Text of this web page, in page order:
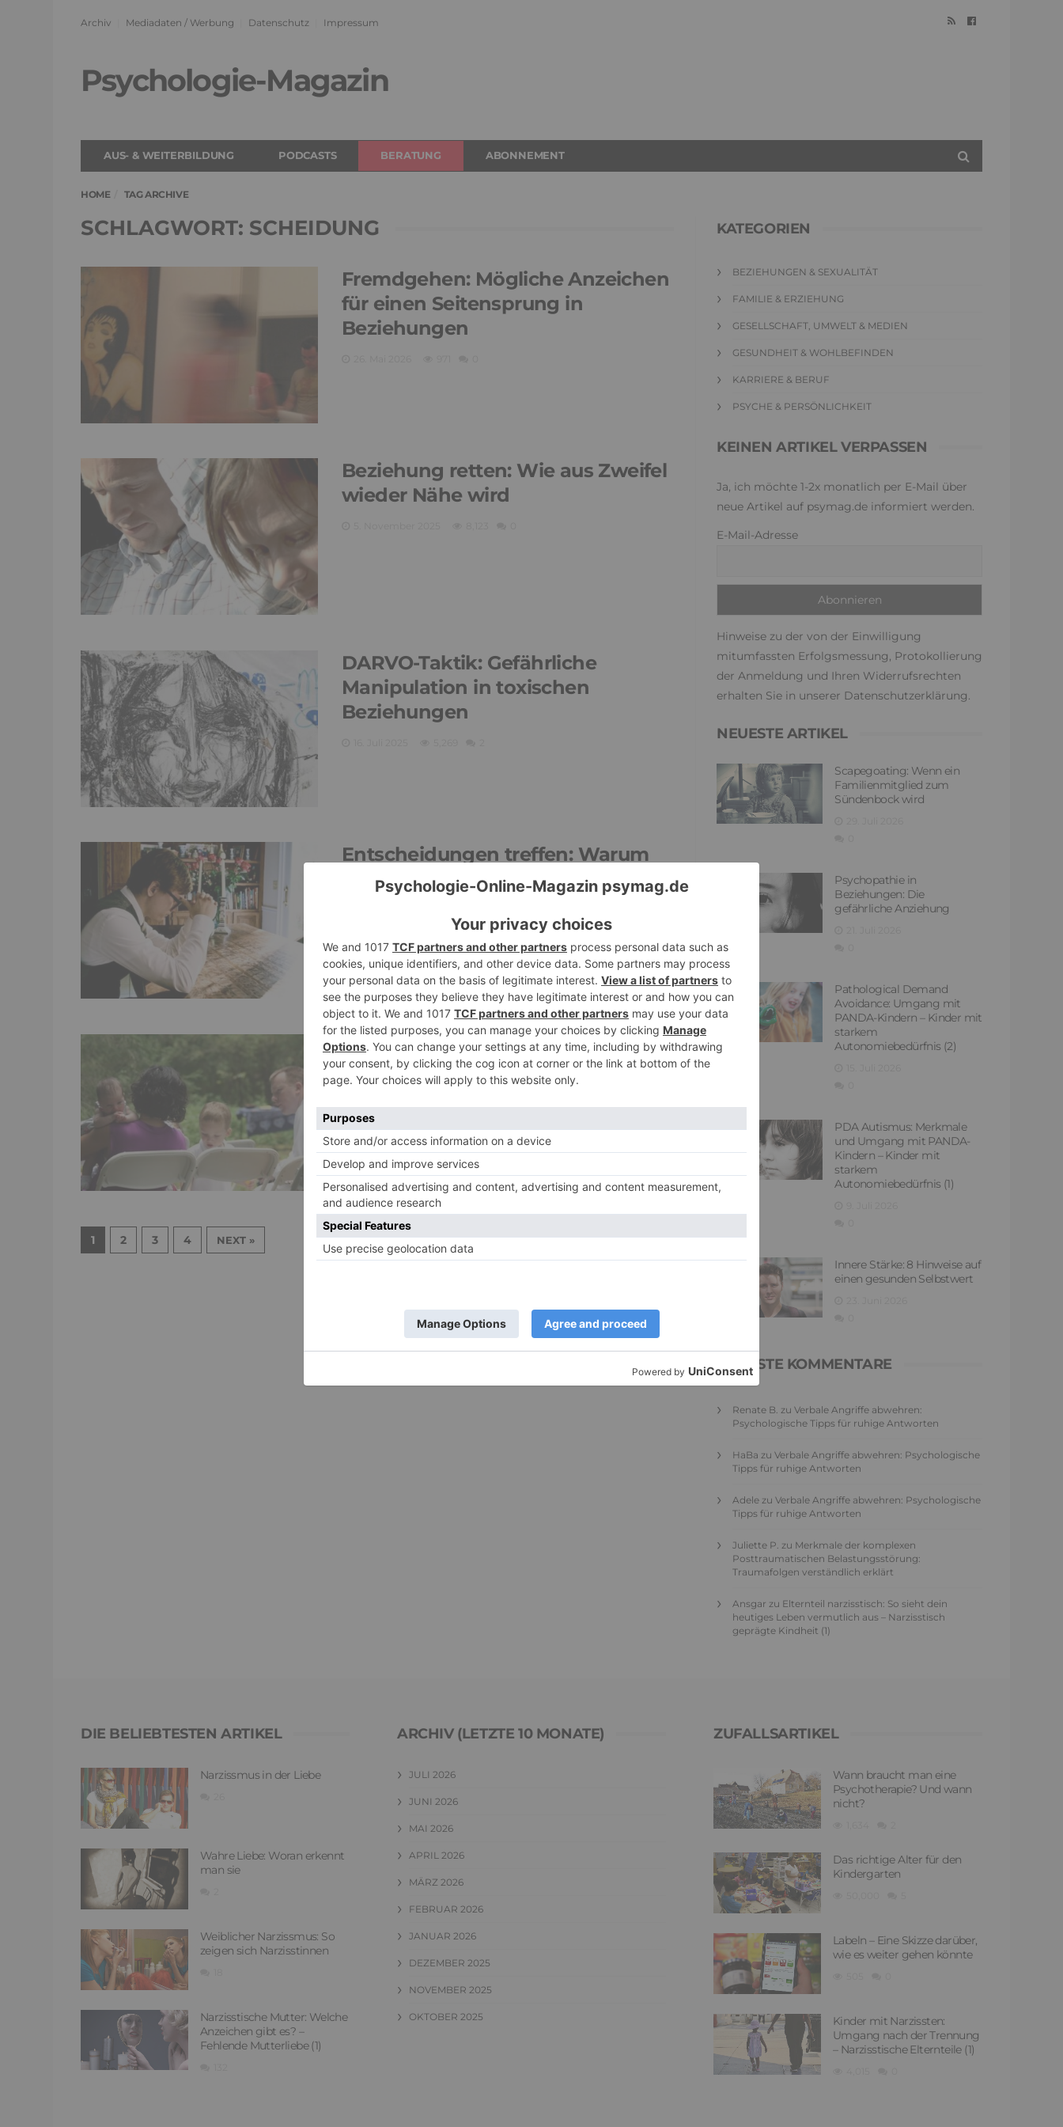
Archiv Mediadaten / Werbung Datenschutz Impressum
Psychologie-Magazin
AUS- & WEITERBILDUNG PODCASTS BERATUNG ABONNEMENT
HOME TAG ARCHIVE
SCHLAGWORT: SCHEIDUNG
Fremdgehen: Mögliche Anzeichen
für einen Seitensprung in
Beziehungen
Beziehung retten: Wie aus Zweifel
wieder Nähe wird
DARVO-Taktik: Gefährliche
Manipulation in toxischen
Beziehungen
Entscheidungen treffen: Warum
es sich nie hundertprozentig
3,533 1
Abhängig vom Partner: So löst du
die finanzielle Abhängigkeit auf –
25. Juni 2024
1 2 3 4 NEXT »
KATEGORIEN
BEZIEHUNGEN & SEXUALITÄT
FAMILIE & ERZIEHUNG
GESELLSCHAFT, UMWELT & MEDIEN
GESUNDHEIT & WOHLBEFINDEN
KARRIERE & BERUF
PSYCHE & PERSÖNLICHKEIT
KEINEN ARTIKEL VERPASSEN
Ja, ich möchte 1-2x monatlich per E-Mail über
neue Artikel auf psymag.de informiert werden.
E-Mail-Adresse
Hinweise zu der von der Einwilligung
mitumfassten Erfolgsmessung, Protokollierung
der Anmeldung und Ihren Widerrufsrechten
erhalten Sie in unserer Datenschutzerklärung.
NEUESTE ARTIKEL
Scapegoating: Wenn ein
Familienmitglied zum
Sündenbock wird
Psychopathie in
Beziehungen: Die
gefährliche Anziehung
Pathological Demand
Avoidance: Umgang mit
PANDA-Kindern – Kinder mit
starkem
Autonomiebedürfnis (2)
PDA Autismus: Merkmale
und Umgang mit PANDA-
Kindern – Kinder mit
starkem
Autonomiebedürfnis (1)
Innere Stärke: 8 Hinweise auf
einen gesunden Selbstwert
NEUESTE KOMMENTARE
Renate B. zu Verbale Angriffe abwehren:
Psychologische Tipps für ruhige Antworten
HaBa zu Verbale Angriffe abwehren: Psychologische
Tipps für ruhige Antworten
Adele zu Verbale Angriffe abwehren: Psychologische
Tipps für ruhige Antworten
Juliette P. zu Merkmale der komplexen
Posttraumatischen Belastungsstörung:
Traumafolgen verständlich erklärt
Ansgar zu Elternteil narzisstisch: So sieht dein
heutiges Leben vermutlich aus – Narzisstisch
geprägte Kindheit (1)
DIE BELIEBTESTEN ARTIKEL
Narzissmus in der Liebe
Wahre Liebe: Woran erkennt
man sie
Weiblicher Narzissmus: So
zeigen sich Narzisstinnen
Narzisstische Mutter: Welche
Anzeichen gibt es? –
Fehlende Mutterliebe (1)
ARCHIV (LETZTE 10 MONATE)
JULI 2026
JUNI 2026
MAI 2026
APRIL 2026
MÄRZ 2026
FEBRUAR 2026
JANUAR 2026
DEZEMBER 2025
NOVEMBER 2025
OKTOBER 2025
ZUFALLSARTIKEL
Wann braucht man eine
Psychotherapie? Und wann
nicht?
Das richtige Alter für den
Kindergarten
Labeln – Eine Skizze darüber,
wie es weiter gehen könnte
Kinder mit Narzissten:
Umgang nach der Trennung
– Narzisstische Elternteile (1)